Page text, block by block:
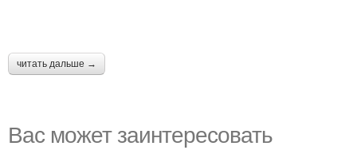
читать дальше →
Вас может заинтересовать